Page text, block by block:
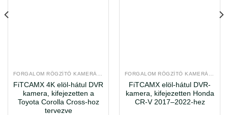
FiTCAMX 4K elöl-hátul DVR
kamera, kifejezetten a
Toyota Corolla Cross-hoz
tervezve
FiTCAMX elöl-hátul DVR-
kamera, kifejezetten Honda
CR-V 2017–2022-hez